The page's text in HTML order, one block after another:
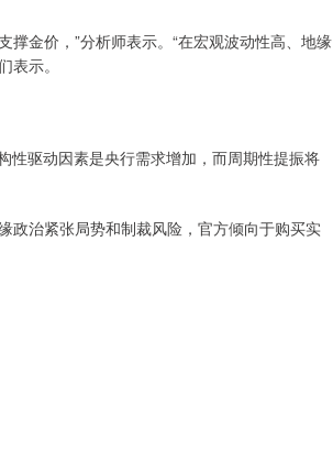
金价，”分析师表示。“在宏观波动性高、地缘
示。
驱动因素是央行需求增加，而周期性提振将
治紧张局势和制裁风险，官方倾向于购买实